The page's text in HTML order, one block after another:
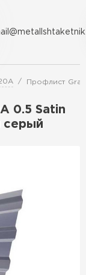
Профлист
0.5 Satin
серый
Контакты